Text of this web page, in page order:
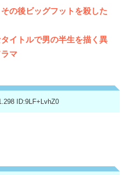
の後ビッグフットを殺した
イトルで男の半生を描く異
マ
ID:9LF+LvhZ0